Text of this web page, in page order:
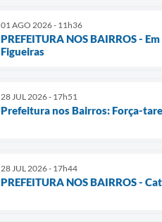
01 AGO 2026 - 11h36
PREFEITURA NOS BAIRROS -
Figueiras
28 JUL 2026 - 17h51
Prefeitura nos Bairros: Força-
28 JUL 2026 - 17h44
PREFEITURA NOS BAIRROS -